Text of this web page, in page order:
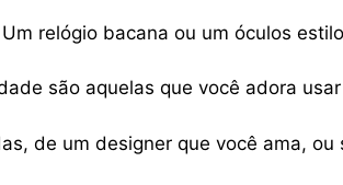
relógio bacana ou um óculos
são aquelas que você adora
de um designer que você ama,